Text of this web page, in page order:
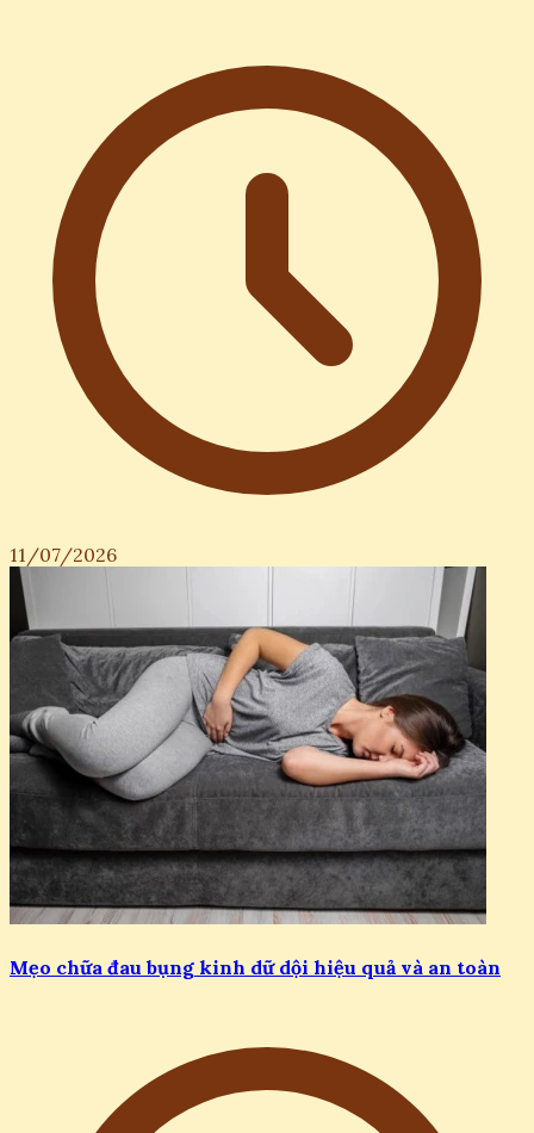
11/07/2026
Mẹo chữa đau bụng kinh dữ dội hiệu quả và an toàn